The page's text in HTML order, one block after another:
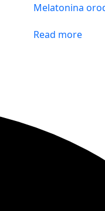
Melatonina
Read more